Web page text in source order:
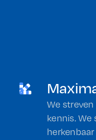
We
kennis.